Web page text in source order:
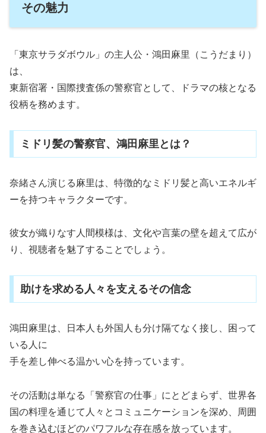
その魅力
「東京サラダボウル」の主人公・鴻田麻里（こうだまり）
は、
東新宿署・国際捜査係の警察官として、ドラマの核となる
役柄を務めます。
ミドリ髪の警察官、鴻田麻里とは？
奈緒さん演じる麻里は、特徴的なミドリ髪と高いエネルギ
ーを持つキャラクターです。
彼女が織りなす人間模様は、文化や言葉の壁を超えて広が
り、視聴者を魅了することでしょう。
助けを求める人々を支えるその信念
鴻田麻里は、日本人も外国人も分け隔てなく接し、困って
いる人に
手を差し伸べる温かい心を持っています。
その活動は単なる「警察官の仕事」にとどまらず、世界各
国の料理を通じて人々とコミュニケーションを深め、周囲
を巻き込むほどのパワフルな存在感を放っています。